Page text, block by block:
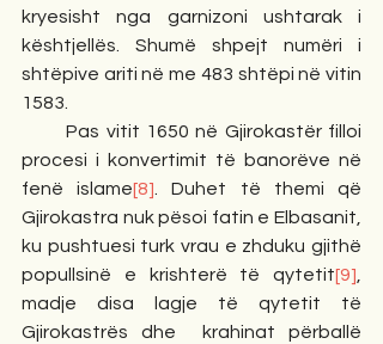
kryesisht nga garnizoni ushtarak i
kështjellës. Shumë shpejt numëri i
shtëpive ariti në me 483 shtëpi në vitin
1583.
       Pas vitit 1650 në Gjirokastër filloi
procesi i konvertimit të banorëve në
fenë islame[8]. Duhet të themi që
Gjirokastra nuk pësoi fatin e Elbasanit,
ku pushtuesi turk vrau e zhduku gjithë
popullsinë e krishterë të qytetit[9],
madje disa lagje të qytetit të
Gjirokastrës dhe  krahinat përballë